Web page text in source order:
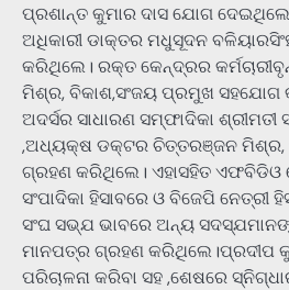
ପ୍ରଶାନ୍ତ କୁମାର ଦାସ ଯୋଗ
ଅଧିକାରୀ ଡାକ୍ତର ମଧୁସୂଦନ
କରିଥିଲେ। ରକ୍ତ କେନ୍ଦ୍ରର
ମିଶ୍ର, ବିକାଶ,ସଂଜୟ ପ୍ରମୁଖ
ଅଦର୍ସର ସାଧାରଣ ସମ୍ଫାଦିକା ଶ୍ରୀମତୀ
,ଅଧ୍ୟକ୍ଷ ଡକ୍ଟର ଚିତ୍ତରଞ୍ଜନ ମିଶ୍ର,
ଗ୍ରହଣ କରିଥିଲେ। ଏହାସହିତ ଏଫବିଡିଓ
ସଂପାଦିକା ହିସାବରେ ଓ ବିଜେପି ନେତ୍ରୀ
ସଂଘ ସଭ୍ଯ ଭାବରେ ଅନ୍ୟ
ମାନପତ୍ର ଗ୍ରହଣ କରିଥିଲେ।ପ୍ରଦୀପ
ପରିଚାଳନା କରିବା ସହ ,ଶେଷରେ